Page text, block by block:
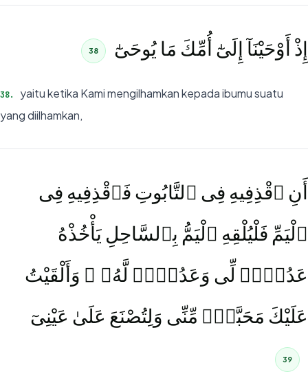
إِذْ أَوْحَيْنَآ إِلَىٰٓ أُمِّكَ مَا يُوحَىٰٓ 38
38.
yaitu ketika Kami mengilhamkan kepada ibumu suatu
yang diilhamkan,
أَنِ ٱقْذِفِيهِ فِى ٱلتَّابُوتِ فَٱقْذِفِيهِ فِى
ٱلْيَمِّ فَلْيُلْقِهِ ٱلْيَمُّ بِٱلسَّاحِلِ يَأْخُذْهُ
عَدُوٌّۭ لِّى وَعَدُوٌّۭ لَّهُۥ ۚ وَأَلْقَيْتُ
عَلَيْكَ مَحَبَّةًۭ مِّنِّى وَلِتُصْنَعَ عَلَىٰ عَيْنِىٓ
39